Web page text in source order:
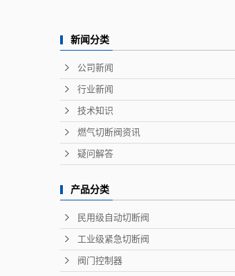
新闻分类
公司新闻
行业新闻
技术知识
燃气切断阀资讯
疑问解答
产品分类
民用级自动切断阀
工业级紧急切断阀
阀门控制器